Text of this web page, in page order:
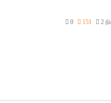
0 151 2